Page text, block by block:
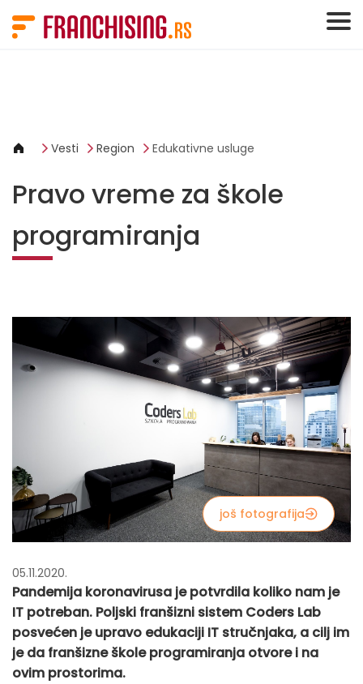
Vesti Region Edukativne usluge
Pravo vreme za škole
programiranja
još fotografija
05.11.2020.
Pandemija koronavirusa je potvrdila koliko nam je
IT potreban. Poljski franšizni sistem Coders Lab
posvećen je upravo edukaciji IT stručnjaka, a cilj im
je da franšizne škole programiranja otvore i na
ovim prostorima.